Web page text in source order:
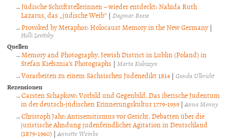
Jüdische Schriftstellerinnen – wieder entdeckt: Nahida Ruth
Lazarus, das „jüdische Weib“ | Dagmar Reese
Provoked by Metaphor: Holocaust Memory in the New Germany|
Holli Levitsky
Quellen
Memory and Photography. Jewish District in Lublin (Poland) in
Stefan Kiełsznia’s Photographs | Marta Kubiszyn
Vorarbeiten zu einem Sächsischen Judenedikt 1814 |Gunda Ulbricht
Rezensionen
Carsten Schapkow: Vorbild und Gegenbild. Das iberische Judentum
in der deutsch-jüdischen Erinnerungskultur 1779-1939 |Anna Menny
Christoph Jahr: Antisemitismus vor Gericht. Debatten über die
juristische Ahndung judenfeindlicher Agitation in Deutschland
(1879-1960) |Annette Weinke